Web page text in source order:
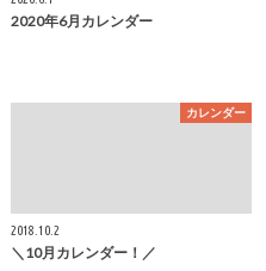
2020年6月カレンダー
カレンダー
2018.10.2
＼10月カレンダー！／